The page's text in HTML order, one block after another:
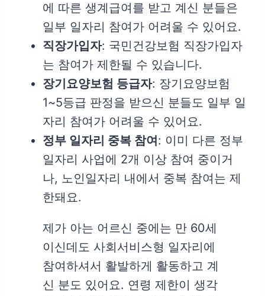
에 따른 생계급여를 받고 계신 분들은
일부 일자리 참여가 어려울 수 있어요.
직장가입자: 국민건강보험 직장가입자
는 참여가 제한될 수 있습니다.
장기요양보험 등급자: 장기요양보험
1~5등급 판정을 받으신 분들도 일부 일
자리 참여가 어려울 수 있어요.
정부 일자리 중복 참여: 이미 다른 정부
일자리 사업에 2개 이상 참여 중이거
나, 노인일자리 내에서 중복 참여는 제
한돼요.
제가 아는 어르신 중에는 만 60세
이신데도 사회서비스형 일자리에
참여하셔서 활발하게 활동하고 계
신 분도 있어요. 연령 제한이 생각